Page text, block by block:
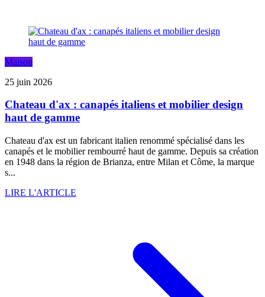
Maison
25 juin 2026
Chateau d'ax : canapés italiens et mobilier design
haut de gamme
Chateau d'ax est un fabricant italien renommé spécialisé dans les
canapés et le mobilier rembourré haut de gamme. Depuis sa création
en 1948 dans la région de Brianza, entre Milan et Côme, la marque
s...
LIRE L'ARTICLE